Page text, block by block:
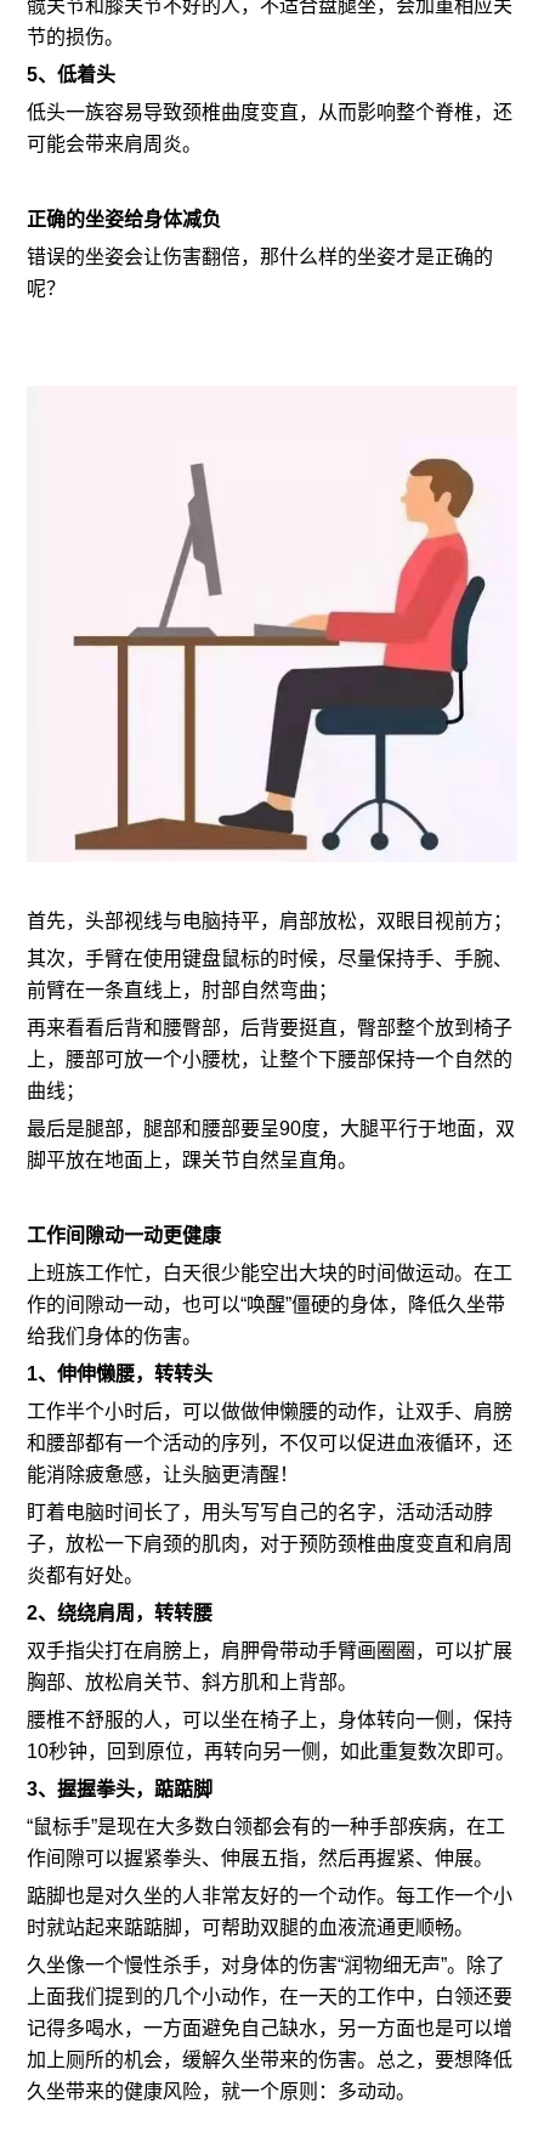
髋关节和膝关节不好的人，不适合盘腿坐，会加重相应关
节的损伤。
5、低着头
低头一族容易导致颈椎曲度变直，从而影响整个脊椎，还
可能会带来肩周炎。
正确的坐姿给身体减负
错误的坐姿会让伤害翻倍，那什么样的坐姿才是正确的
呢？
首先，头部视线与电脑持平，肩部放松，双眼目视前方；
其次，手臂在使用键盘鼠标的时候，尽量保持手、手腕、
前臂在一条直线上，肘部自然弯曲；
再来看看后背和腰臀部，后背要挺直，臀部整个放到椅子
上，腰部可放一个小腰枕，让整个下腰部保持一个自然的
曲线；
最后是腿部，腿部和腰部要呈90度，大腿平行于地面，双
脚平放在地面上，踝关节自然呈直角。
工作间隙动一动更健康
上班族工作忙，白天很少能空出大块的时间做运动。在工
作的间隙动一动，也可以“唤醒”僵硬的身体，降低久坐带
给我们身体的伤害。
1、伸伸懒腰，转转头
工作半个小时后，可以做做伸懒腰的动作，让双手、肩膀
和腰部都有一个活动的序列，不仅可以促进血液循环，还
能消除疲惫感，让头脑更清醒！
盯着电脑时间长了，用头写写自己的名字，活动活动脖
子，放松一下肩颈的肌肉，对于预防颈椎曲度变直和肩周
炎都有好处。
2、绕绕肩周，转转腰
双手指尖打在肩膀上，肩胛骨带动手臂画圈圈，可以扩展
胸部、放松肩关节、斜方肌和上背部。
腰椎不舒服的人，可以坐在椅子上，身体转向一侧，保持
10秒钟，回到原位，再转向另一侧，如此重复数次即可。
3、握握拳头，踮踮脚
“鼠标手”是现在大多数白领都会有的一种手部疾病，在工
作间隙可以握紧拳头、伸展五指，然后再握紧、伸展。
踮脚也是对久坐的人非常友好的一个动作。每工作一个小
时就站起来踮踮脚，可帮助双腿的血液流通更顺畅。
久坐像一个慢性杀手，对身体的伤害“润物细无声”。除了
上面我们提到的几个小动作，在一天的工作中，白领还要
记得多喝水，一方面避免自己缺水，另一方面也是可以增
加上厕所的机会，缓解久坐带来的伤害。总之，要想降低
久坐带来的健康风险，就一个原则：多动动。